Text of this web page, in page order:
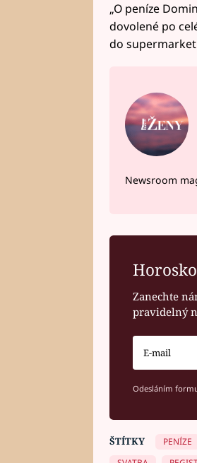
„O peníze
dovolené po
do
Newsroom
Zanechte
pravidelný
Odesláním
ŠTÍTKY PENÍZE